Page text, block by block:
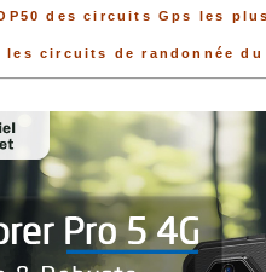
des circuits Gps les
circuits de randonnée du